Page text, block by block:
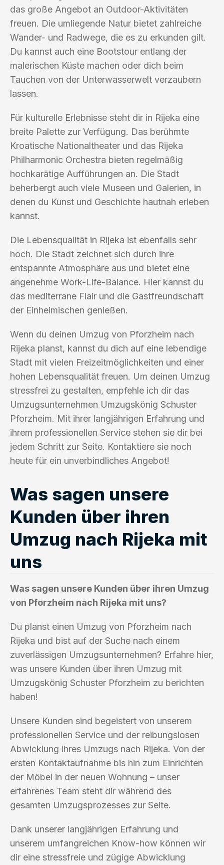
das große Angebot an Outdoor-Aktivitäten
freuen. Die umliegende Natur bietet zahlreiche
Wander- und Radwege, die es zu erkunden gilt.
Du kannst auch eine Bootstour entlang der
malerischen Küste machen oder dich beim
Tauchen von der Unterwasserwelt verzaubern
lassen.
Für kulturelle Erlebnisse steht dir in Rijeka eine
breite Palette zur Verfügung. Das berühmte
Kroatische Nationaltheater und das Rijeka
Philharmonic Orchestra bieten regelmäßig
hochkarätige Aufführungen an. Die Stadt
beherbergt auch viele Museen und Galerien, in
denen du Kunst und Geschichte hautnah erleben
kannst.
Die Lebensqualität in Rijeka ist ebenfalls sehr
hoch. Die Stadt zeichnet sich durch ihre
entspannte Atmosphäre aus und bietet eine
angenehme Work-Life-Balance. Hier kannst du
das mediterrane Flair und die Gastfreundschaft
der Einheimischen genießen.
Wenn du deinen Umzug von Pforzheim nach
Rijeka planst, kannst du dich auf eine lebendige
Stadt mit vielen Freizeitmöglichkeiten und einer
hohen Lebensqualität freuen. Um deinen Umzug
stressfrei zu gestalten, empfehle ich dir das
Umzugsunternehmen Umzugskönig Schuster
Pforzheim. Mit ihrer langjährigen Erfahrung und
ihrem professionellen Service stehen sie dir bei
jedem Schritt zur Seite. Kontaktiere sie noch
heute für ein unverbindliches Angebot!
Was sagen unsere
Kunden über ihren
Umzug nach Rijeka mit
uns
Was sagen unsere Kunden über ihren Umzug
von Pforzheim nach Rijeka mit uns?
Du planst einen Umzug von Pforzheim nach
Rijeka und bist auf der Suche nach einem
zuverlässigen Umzugsunternehmen? Erfahre hier,
was unsere Kunden über ihren Umzug mit
Umzugskönig Schuster Pforzheim zu berichten
haben!
Unsere Kunden sind begeistert von unserem
professionellen Service und der reibungslosen
Abwicklung ihres Umzugs nach Rijeka. Von der
ersten Kontaktaufnahme bis hin zum Einrichten
der Möbel in der neuen Wohnung – unser
erfahrenes Team steht dir während des
gesamten Umzugsprozesses zur Seite.
Dank unserer langjährigen Erfahrung und
unserem umfangreichen Know-how können wir
dir eine stressfreie und zügige Abwicklung